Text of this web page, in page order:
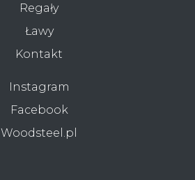
Regały
Ławy
Kontakt
Instagram
Facebook
Woodsteel.pl